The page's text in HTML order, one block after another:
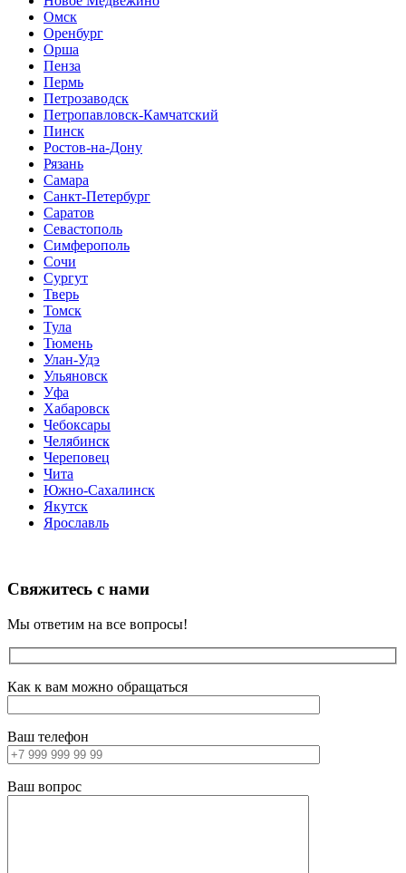
Омск
Оренбург
Орша
Пенза
Пермь
Петрозаводск
Петропавловск-Камчатский
Пинск
Ростов-на-Дону
Рязань
Самара
Санкт-Петербург
Саратов
Севастополь
Симферополь
Сочи
Сургут
Тверь
Томск
Тула
Тюмень
Улан-Удэ
Ульяновск
Уфа
Хабаровск
Чебоксары
Челябинск
Череповец
Чита
Южно-Сахалинск
Якутск
Ярославль
Свяжитесь с нами
Мы ответим на все вопросы!
Как к вам можно обращаться
Ваш телефон
Ваш вопрос